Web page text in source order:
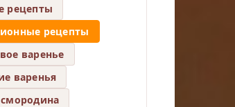
рецепты
рецепты
варенье
варенья